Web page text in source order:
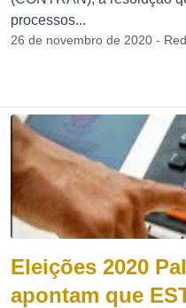
processos...
26 de novembro de 2020 -
Eleições 2020
apontam que